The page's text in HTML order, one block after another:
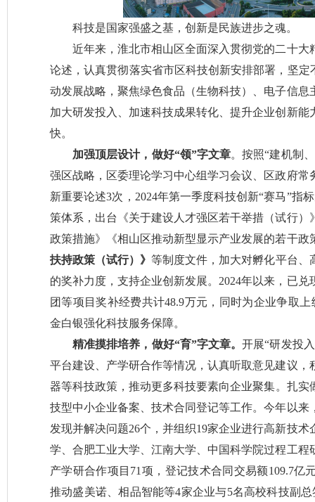
科技是国家强盛之基，创新是民族进步之魂。
近年来，淮北市相山区全面深入贯彻党的二十
论述，认真贯彻落实省市区科技创新安排部署，坚
动发展战略，聚焦绿色食品（生物科技）、电子信
加大研发投入、加速科技成果转化、提升企业创新
快。
加强顶层设计，做好“领”字文章。按照“建机制
强区战略，区委理论学习中心组学习会议、区政府
新重要论述3次，2024年第一季度科技创新“赛马”指
策体系，出台《关于建设人才强区若干举措（试行
政策措施》《相山区推动新型显示产业发展的若干政
扶持政策（试行）》等制度文件，加大对孵化平台、
的奖补力度，支持企业创新发展。2024年以来，已
团等项目奖补经费共计48.9万元，同时为企业争取
金白银强化科技服务保障。
精准摸排培养，做好“育”字文章。开展“研发投
平台建设、产学研合作等情况，认真听取意见建议
器等科技政策，推动更多科技要素向企业聚集。扎实
技型中小企业备案、技术合同登记等工作。今年以来
发现并解决问题26个，并组织19家企业进行高新技
学、合肥工业大学、江南大学、中国科学院过程工
产学研合作项目71项，登记技术合同交易额109.7亿
推动盛美诺、相品智能等4家企业与5名高校科技副